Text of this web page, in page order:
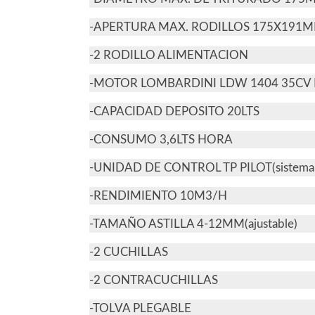
-APERTURA MAX. RODILLOS
-2 RODILLO ALIMENTACION
-MOTOR LOMBARDINI LDW 1404 35CV
-CAPACIDAD DEPOSITO 20LTS
-CONSUMO 3,6LTS HORA
-UNIDAD DE CONTROL TP
-RENDIMIENTO 10M3/H
-TAMAÑO ASTILLA 4-12MM(ajustable)
-2 CUCHILLAS
-2 CONTRACUCHILLAS
-TOLVA PLEGABLE